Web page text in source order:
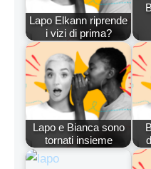
Lapo Elkann riprende
i vizi di prima?
Lapo e Bianca sono
tornati insieme